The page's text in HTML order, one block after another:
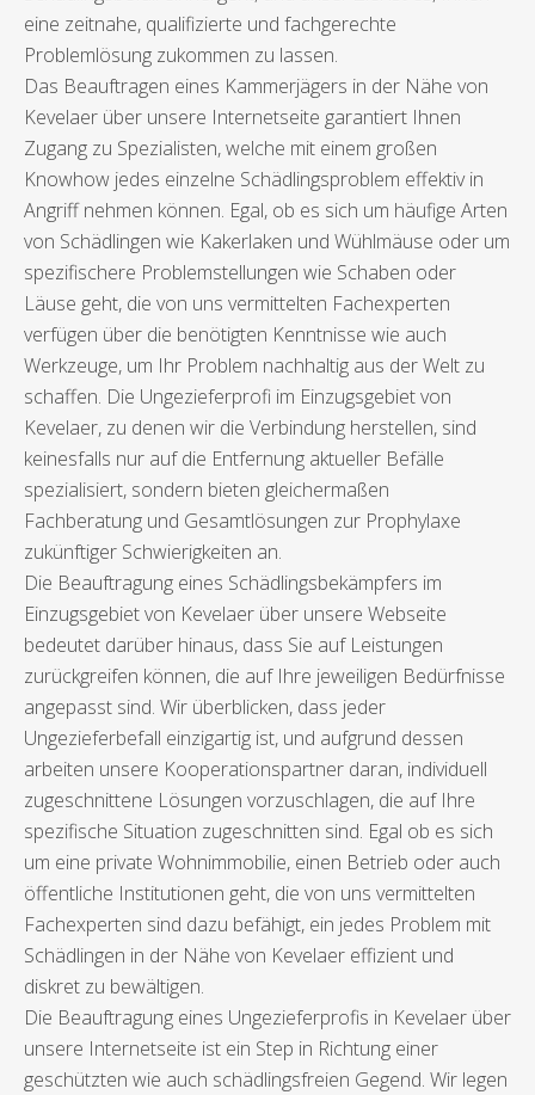
eine zeitnahe, qualifizierte und fachgerechte
Problemlösung zukommen zu lassen.
Das Beauftragen eines Kammerjägers in der Nähe von
Kevelaer über unsere Internetseite garantiert Ihnen
Zugang zu Spezialisten, welche mit einem großen
Knowhow jedes einzelne Schädlingsproblem effektiv in
Angriff nehmen können. Egal, ob es sich um häufige Arten
von Schädlingen wie Kakerlaken und Wühlmäuse oder um
spezifischere Problemstellungen wie Schaben oder
Läuse geht, die von uns vermittelten Fachexperten
verfügen über die benötigten Kenntnisse wie auch
Werkzeuge, um Ihr Problem nachhaltig aus der Welt zu
schaffen. Die Ungezieferprofi im Einzugsgebiet von
Kevelaer, zu denen wir die Verbindung herstellen, sind
keinesfalls nur auf die Entfernung aktueller Befälle
spezialisiert, sondern bieten gleichermaßen
Fachberatung und Gesamtlösungen zur Prophylaxe
zukünftiger Schwierigkeiten an.
Die Beauftragung eines Schädlingsbekämpfers im
Einzugsgebiet von Kevelaer über unsere Webseite
bedeutet darüber hinaus, dass Sie auf Leistungen
zurückgreifen können, die auf Ihre jeweiligen Bedürfnisse
angepasst sind. Wir überblicken, dass jeder
Ungezieferbefall einzigartig ist, und aufgrund dessen
arbeiten unsere Kooperationspartner daran, individuell
zugeschnittene Lösungen vorzuschlagen, die auf Ihre
spezifische Situation zugeschnitten sind. Egal ob es sich
um eine private Wohnimmobilie, einen Betrieb oder auch
öffentliche Institutionen geht, die von uns vermittelten
Fachexperten sind dazu befähigt, ein jedes Problem mit
Schädlingen in der Nähe von Kevelaer effizient und
diskret zu bewältigen.
Die Beauftragung eines Ungezieferprofis in Kevelaer über
unsere Internetseite ist ein Step in Richtung einer
geschützten wie auch schädlingsfreien Gegend. Wir legen